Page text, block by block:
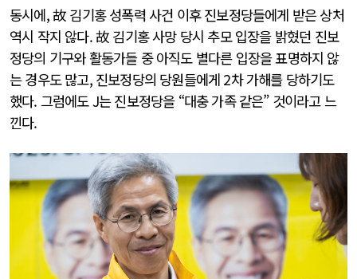
동시에, 故 김기홍 성폭력 사건 이후 진보정당들에게 받은 상처
역시 작지 않다. 故 김기홍 사망 당시 추모 입장을 밝혔던 진보
정당의 기구와 활동가들 중 아직도 별다른 입장을 표명하지 않
는 경우도 많고, 진보정당의 당원들에게 2차 가해를 당하기도
했다. 그럼에도 J는 진보정당을 “대충 가족 같은” 것이라고 느
낀다.